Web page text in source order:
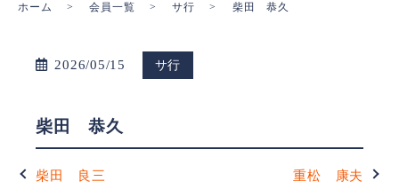
ホーム 会員一覧 サ行 柴田 恭久
2026/05/15 サ行
柴田 恭久
柴田 良三 重松 康夫